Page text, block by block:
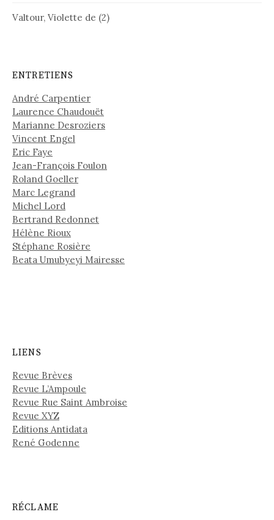
Valtour, Violette de (2)
ENTRETIENS
André Carpentier
Laurence Chaudouët
Marianne Desroziers
Vincent Engel
Eric Faye
Jean-François Foulon
Roland Goeller
Marc Legrand
Michel Lord
Bertrand Redonnet
Hélène Rioux
Stéphane Rosière
Beata Umubyeyi Mairesse
LIENS
Revue Brèves
Revue L’Ampoule
Revue Rue Saint Ambroise
Revue XYZ
Editions Antidata
René Godenne
RÉCLAME